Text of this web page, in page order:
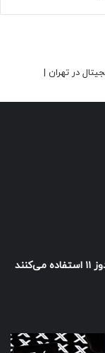
در تهران |